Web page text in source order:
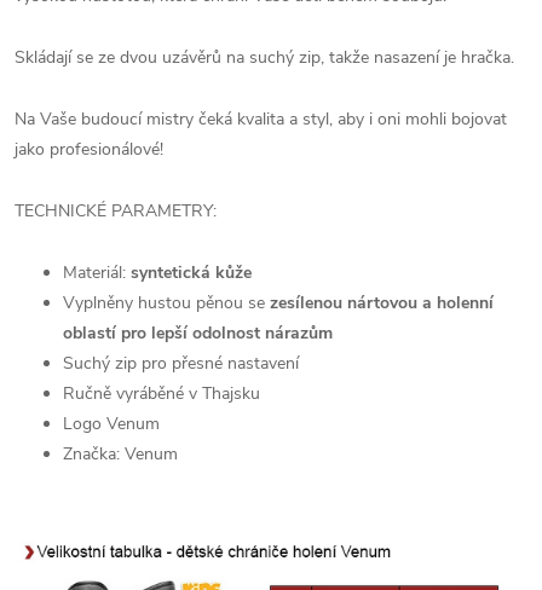
Skládají se ze dvou uzávěrů na suchý zip, takže nasazení je hračka.
Na Vaše budoucí mistry čeká kvalita a styl, aby i oni mohli bojovat
jako profesionálové!
TECHNICKÉ PARAMETRY:
Materiál: syntetická kůže
Vyplněny hustou pěnou se zesílenou nártovou a holenní
oblastí pro lepší odolnost nárazům
Suchý zip pro přesné nastavení
Ručně vyráběné v Thajsku
Logo Venum
Značka: Venum